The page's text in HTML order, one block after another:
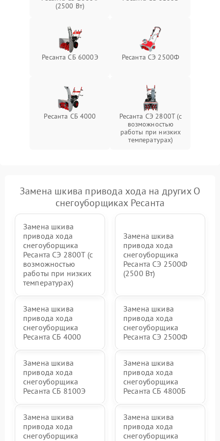
гидравлики (если есть)
Подробнее →
Неисправность системы
регулировки высоты
1000 ₽ Подробнее →
(2500 Вт)
Ресанта СБ 6000Э Ресанта СЭ 2500Ф
Ресанта СБ 4000
Ресанта СЭ 2800Т (с
возможностью
работы при низких
температурах)
Замена шкива привода хода на других О
снегоуборщиках Ресанта
Замена шкива
привода хода
снегоуборщика
Ресанта СЭ 2800Т (с
возможностью
работы при низких
температурах)
Замена шкива
привода хода
снегоуборщика
Ресанта СЭ 2500Ф
(2500 Вт)
Замена шкива
привода хода
снегоуборщика
Ресанта СБ 4000
Замена шкива
привода хода
снегоуборщика
Ресанта СЭ 2500Ф
Замена шкива
привода хода
снегоуборщика
Ресанта СБ 8100Э
Замена шкива
привода хода
снегоуборщика
Ресанта СБ 4800Б
Замена шкива
привода хода
снегоуборщика
Замена шкива
привода хода
снегоуборщика